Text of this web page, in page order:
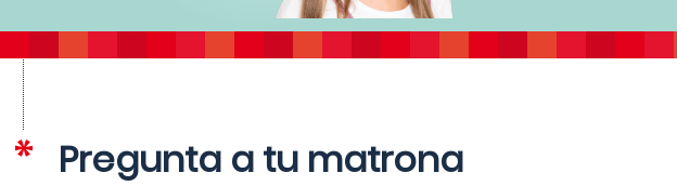
Pregunta a tu matrona